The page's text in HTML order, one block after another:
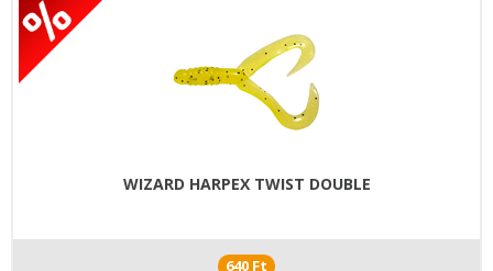
WIZARD HARPEX TWIST DOUBLE
640 Ft